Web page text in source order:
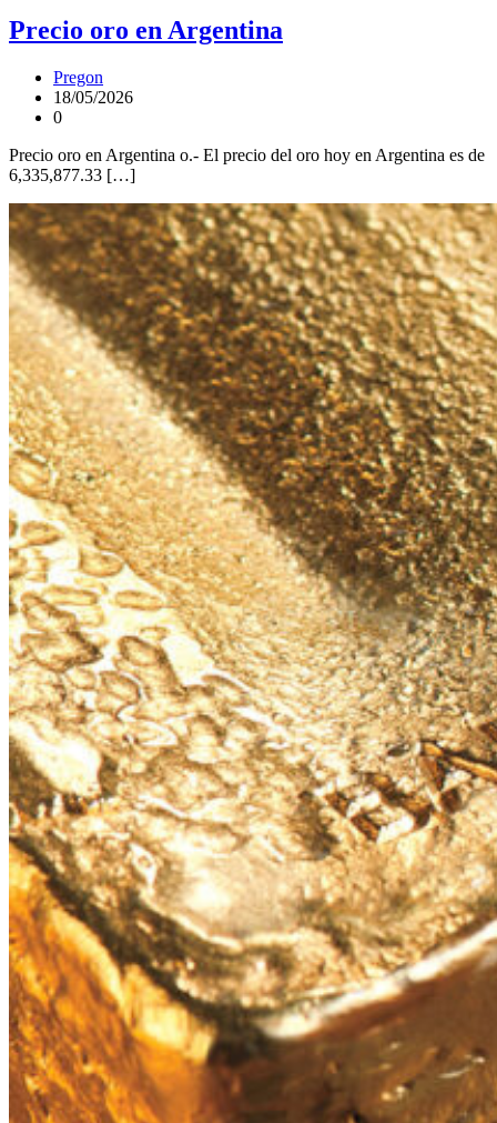
Precio oro en Argentina
Pregon
18/05/2026
0
Precio oro en Argentina o.- El precio del oro hoy en Argentina es de
6,335,877.33 […]